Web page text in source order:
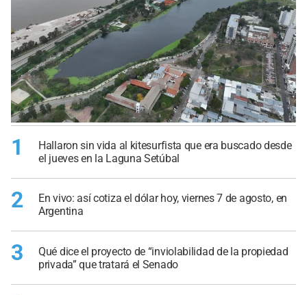
1
Hallaron sin vida al kitesurfista que era buscado desde
el jueves en la Laguna Setúbal
2
En vivo: así cotiza el dólar hoy, viernes 7 de agosto, en
Argentina
3
Qué dice el proyecto de “inviolabilidad de la propiedad
privada” que tratará el Senado